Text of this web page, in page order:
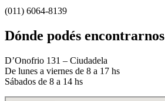
(011) 6064-8139
Dónde podés encontrarnos
D’Onofrio 131 – Ciudadela
De lunes a viernes de 8 a 17 hs
Sábados de 8 a 14 hs